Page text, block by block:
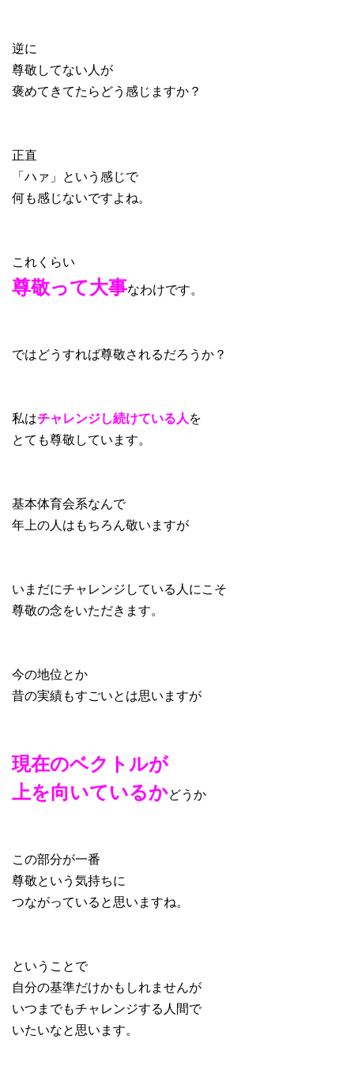
逆に
尊敬してない人が
褒めてきてたらどう感じますか？
正直
「ハァ」という感じで
何も感じないですよね。
これくらい
尊敬って大事なわけです。
ではどうすれば尊敬されるだろうか？
私はチャレンジし続けている人を
とても尊敬しています。
基本体育会系なんで
年上の人はもちろん敬いますが
いまだにチャレンジしている人にこそ
尊敬の念をいただきます。
今の地位とか
昔の実績もすごいとは思いますが
現在のベクトルが
上を向いているかどうか
この部分が一番
尊敬という気持ちに
つながっていると思いますね。
ということで
自分の基準だけかもしれませんが
いつまでもチャレンジする人間で
いたいなと思います。